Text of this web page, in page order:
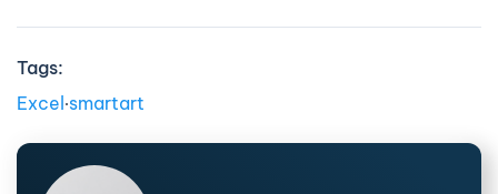
Tags:
Excel ∙smartart